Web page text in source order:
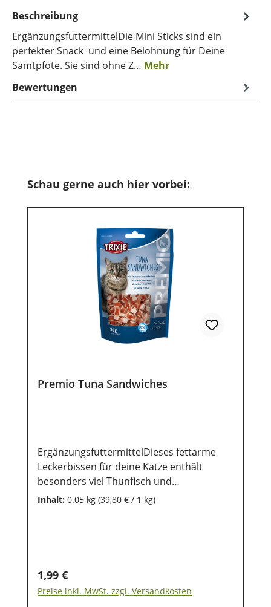
Beschreibung
ErgänzungsfuttermittelDie Mini Sticks sind ein
perfekter Snack und eine Belohnung für Deine
Samtpfote. Sie sind ohne Z… Mehr
Bewertungen
Produktgalerie überspringen
Schau gerne auch hier vorbei:
Premio Tuna Sandwiches
ErgänzungsfuttermittelDieses fettarme
Leckerbissen für deine Katze enthält
besonders viel Thunfisch und
Hühnchenfleisch. Durch die
Kartoffelstärke, Glycerin, Sorbitol,
pflanzliche Eiweißextrakte,
NatriumchloridAnalytische
Inhalt: 0.05 kg (39,80 € / 1 kg)
Regulärer Preis:
1,99 €
Preise inkl. MwSt. zzgl. Versandkosten